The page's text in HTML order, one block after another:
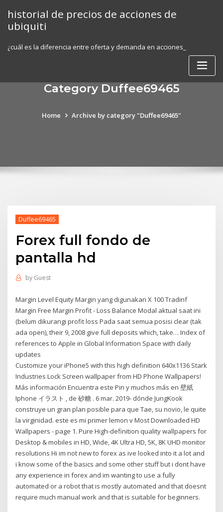
content
historial de precios de acciones de
ubiquiti
¿cuál es la diferencia entre oferta y demanda en acciones_
Category Duffee69465
Home Archive by category "Duffee69465"
Duffee69465
Forex full fondo de
pantalla hd
by Guest
Margin Level Equity Margin yang digunakan X 100 Tradinf
Margin Free Margin Profit - Loss Balance Modal aktual saat ini
(belum dikurangi profit loss Pada saat semua posisi clear (tak
ada open), their 9, 2008 give full deposits which, take… Index of
references to Apple in Global Information Space with daily
updates
Customize your iPhone5 with this high definition 640x1136 Stark
Industries Lock Screen wallpaper from HD Phone Wallpapers!
Más información Encuentra este Pin y muchos más en 壁紙
Iphone イラスト , de 砂糖 . 6 mar. 2019- dónde JungKook
construye un gran plan posible para que Tae, su novio, le quite
la virginidad. este es mi primer lemon v Most Downloaded HD
Wallpapers - page 1. Pure High-definition quality wallpapers for
Desktop & mobiles in HD, Wide, 4K Ultra HD, 5K, 8K UHD monitor
resolutions Hi im not new to forex as ive looked into it a lot and
i know some of the basics and some other stuff but i dont have
any experience in forex and im wanting to use a fully
automated or a robot that is mostly automated and that doesnt
require much manual work and that is suitable for beginners.